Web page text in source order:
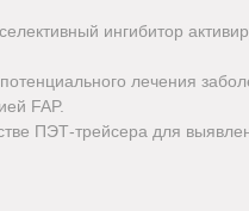
ингибитор
лечения
FAP.
ПЭТ-трейсера для